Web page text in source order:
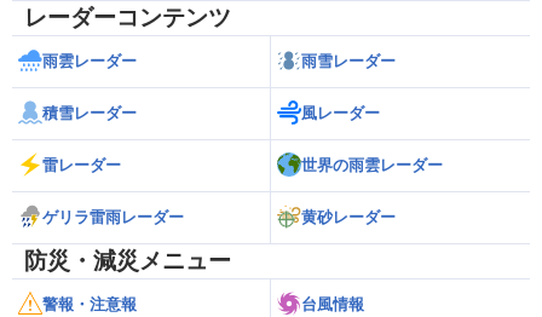
レーダーコンテンツ
雨雲レーダー 雨雪レーダー
積雪レーダー 風レーダー
雷レーダー 世界の雨雲レーダー
ゲリラ雷雨レーダー 黄砂レーダー
防災・減災メニュー
警報・注意報 台風情報